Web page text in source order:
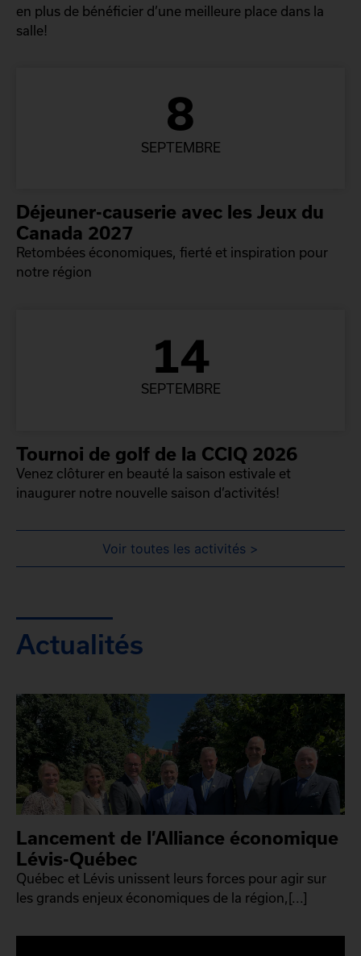
en plus de bénéficier d’une meilleure place dans la
salle!
8
SEPTEMBRE
Déjeuner-causerie avec les Jeux du
Canada 2027
Retombées économiques, fierté et inspiration pour
notre région
14
SEPTEMBRE
Tournoi de golf de la CCIQ 2026
Venez clôturer en beauté la saison estivale et
inaugurer notre nouvelle saison d’activités!
Voir toutes les activités >
Actualités
Lancement de l’Alliance économique
Lévis-Québec
Québec et Lévis unissent leurs forces pour agir sur
les grands enjeux économiques de la région,[...]